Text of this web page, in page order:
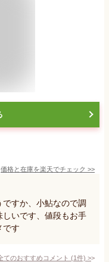
価格と在庫を楽天でチェック >>
すか、小鮎なので調
いです、値段もお手
です
てのおすすめコメント (1件) >